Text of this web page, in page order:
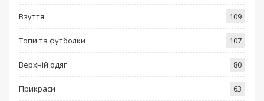
Взуття 109
Топи та футболки 107
Верхній одяг 80
Прикраси 63